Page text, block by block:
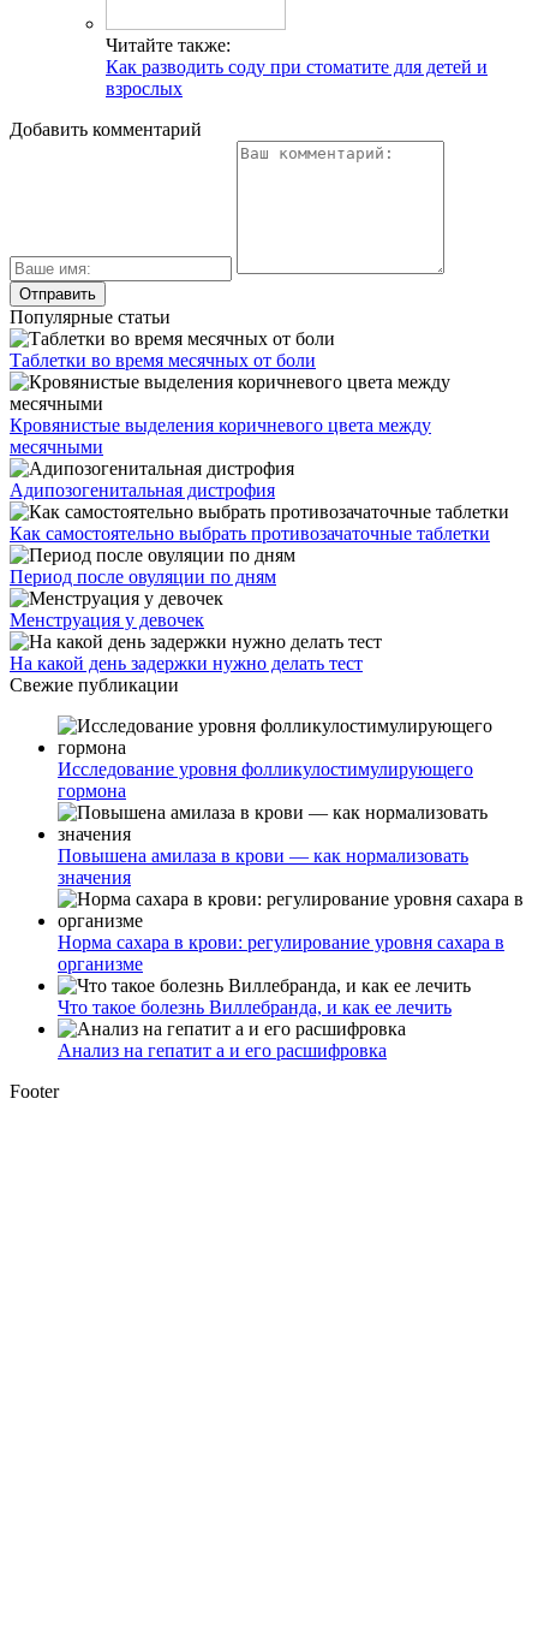
Читайте также:
Как разводить соду при стоматите для детей и
взрослых
Добавить комментарий
Популярные статьи
Таблетки во время месячных от боли
Кровянистые выделения коричневого цвета между
месячными
Адипозогенитальная дистрофия
Как самостоятельно выбрать противозачаточные таблетки
Период после овуляции по дням
Менструация у девочек
На какой день задержки нужно делать тест
Свежие публикации
Исследование уровня фолликулостимулирующего
гормона
Повышена амилаза в крови — как нормализовать
значения
Норма сахара в крови: регулирование уровня сахара в
организме
Что такое болезнь Виллебранда, и как ее лечить
Анализ на гепатит а и его расшифровка
Footer